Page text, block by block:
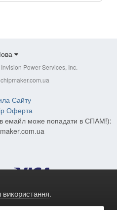
Power Services, Inc.
.
Сайту
Оферта
в емайл може попадати в СПАМ!):